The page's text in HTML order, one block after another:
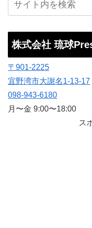
株式会社 琉球
〒901-2225
宜野湾市大謝名1-13-17
098-943-6180
月〜金 9:00〜18:00
ス